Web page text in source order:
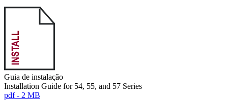
Guia de instalação
Installation Guide for 54, 55, and 57 Series
pdf - 2 MB